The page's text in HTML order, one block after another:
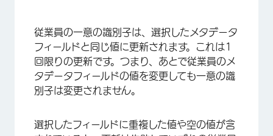
従業員の一意の識別子は、選択したメタデータ
フィールドと同じ値に更新されます。これは1
回限りの更新です。つまり、あとで従業員のメ
タデータフィールドの値を変更しても一意の識
別子は変更されません。
選択したフィールドに重複した値や空の値が含